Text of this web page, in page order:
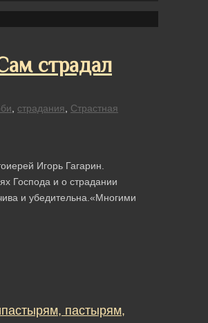
страдал
страдания
Страстная
Игорь Гагарин.
Господа и о страдании
и убедительна.«Многими
пастырям,